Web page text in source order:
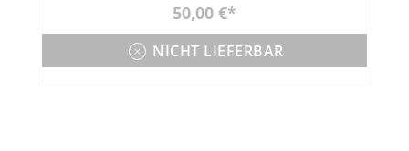
50,00 €
NICHT LIEFERBAR